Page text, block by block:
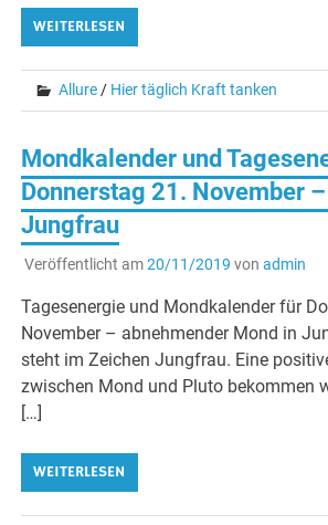
WEITERLESEN
Allure / Hier täglich Kraft tanken
Mondkalender und
Donnerstag 21. November
Jungfrau
Veröffentlicht am20/11/2019 von admin
Tagesenergie und Mondkalender für
November – abnehmender Mond in
steht im Zeichen Jungfrau. Eine
zwischen Mond und Pluto bekommen
[…]
WEITERLESEN